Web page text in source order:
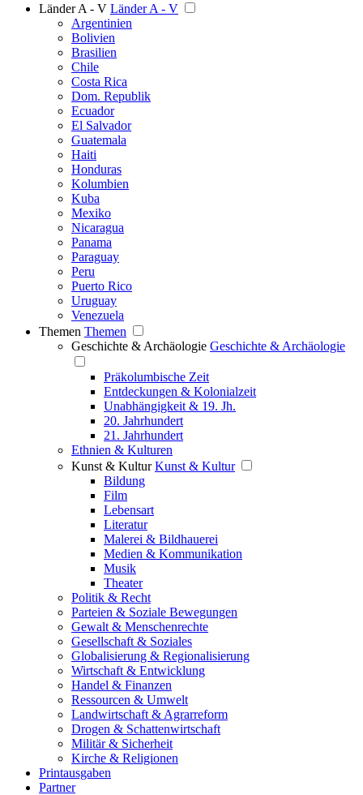
Länder A - V Länder A - V
Argentinien
Bolivien
Brasilien
Chile
Costa Rica
Dom. Republik
Ecuador
El Salvador
Guatemala
Haiti
Honduras
Kolumbien
Kuba
Mexiko
Nicaragua
Panama
Paraguay
Peru
Puerto Rico
Uruguay
Venezuela
Themen Themen
Geschichte & Archäologie Geschichte & Archäologie
Präkolumbische Zeit
Entdeckungen & Kolonialzeit
Unabhängigkeit & 19. Jh.
20. Jahrhundert
21. Jahrhundert
Ethnien & Kulturen
Kunst & Kultur Kunst & Kultur
Bildung
Film
Lebensart
Literatur
Malerei & Bildhauerei
Medien & Kommunikation
Musik
Theater
Politik & Recht
Parteien & Soziale Bewegungen
Gewalt & Menschenrechte
Gesellschaft & Soziales
Globalisierung & Regionalisierung
Wirtschaft & Entwicklung
Handel & Finanzen
Ressourcen & Umwelt
Landwirtschaft & Agrarreform
Drogen & Schattenwirtschaft
Militär & Sicherheit
Kirche & Religionen
Printausgaben
Partner